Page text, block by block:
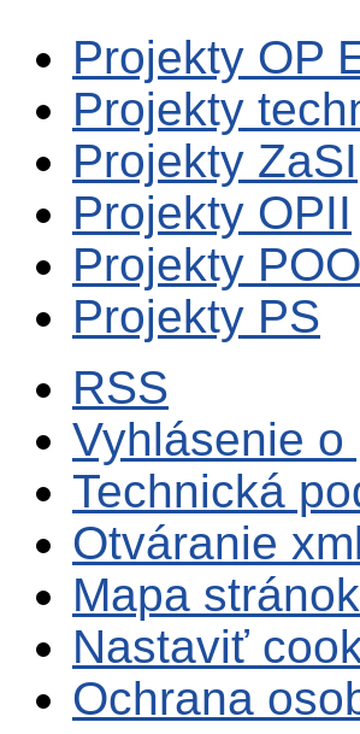
Projekty OP
Projekty
Projekty ZaSI
Projekty OPII
Projekty POO
Projekty PS
RSS
Vyhlásenie
Technická
Otváranie
Mapa stránok
Nastaviť
Ochrana